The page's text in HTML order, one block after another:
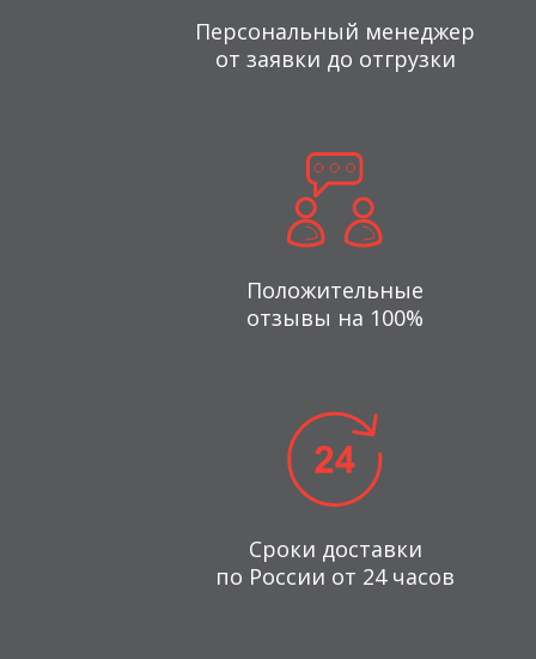
Персональный менеджер
от заявки до отгрузки
Положительные
отзывы на 100%
Сроки доставки
по России от 24 часов